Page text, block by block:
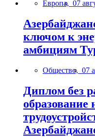
Европа, 07
ключом к
амбициям
Общество, 07
Диплом без
образование